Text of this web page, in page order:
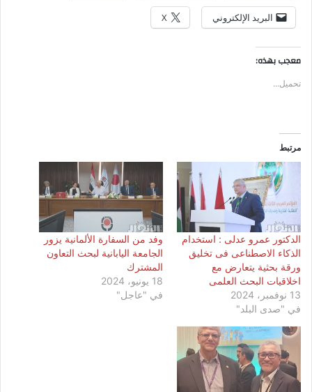
البريد الإلكتروني X
معجب بهذه:
تحميل...
مرتبط
الدكتور عمرو عدلى : استخدام
الذكاء الاصطناعى فى تخليق
ورقة بحثية يتعارض مع
اخلاقيات البحث العلمى
13 نوفمبر، 2024
في "صدى البلد"
وفد من السفارة الألمانية يزور
الجامعة اليابانية لبحث التعاون
المشترك
18 يونيو، 2024
في "عاجل"